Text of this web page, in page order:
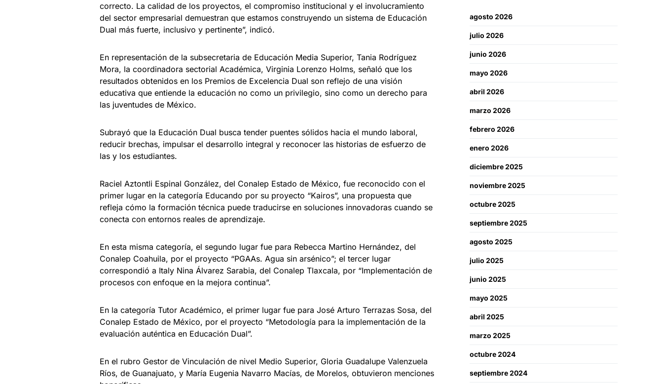
correcto. La calidad de los proyectos, el compromiso institucional y el involucramiento
del sector empresarial demuestran que estamos construyendo un sistema de Educación
Dual más fuerte, inclusivo y pertinente”, indicó.
En representación de la subsecretaria de Educación Media Superior, Tania Rodríguez
Mora, la coordinadora sectorial Académica, Virginia Lorenzo Holms, señaló que los
resultados obtenidos en los Premios de Excelencia Dual son reflejo de una visión
educativa que entiende la educación no como un privilegio, sino como un derecho para
las juventudes de México.
Subrayó que la Educación Dual busca tender puentes sólidos hacia el mundo laboral,
reducir brechas, impulsar el desarrollo integral y reconocer las historias de esfuerzo de
las y los estudiantes.
Raciel Aztontli Espinal González, del Conalep Estado de México, fue reconocido con el
primer lugar en la categoría Educando por su proyecto “Kairos”, una propuesta que
refleja cómo la formación técnica puede traducirse en soluciones innovadoras cuando se
conecta con entornos reales de aprendizaje.
En esta misma categoría, el segundo lugar fue para Rebecca Martino Hernández, del
Conalep Coahuila, por el proyecto “PGAAs. Agua sin arsénico”; el tercer lugar
correspondió a Italy Nina Álvarez Sarabia, del Conalep Tlaxcala, por “Implementación de
procesos con enfoque en la mejora continua”.
En la categoría Tutor Académico, el primer lugar fue para José Arturo Terrazas Sosa, del
Conalep Estado de México, por el proyecto “Metodología para la implementación de la
evaluación auténtica en Educación Dual”.
En el rubro Gestor de Vinculación de nivel Medio Superior, Gloria Guadalupe Valenzuela
Ríos, de Guanajuato, y María Eugenia Navarro Macías, de Morelos, obtuvieron menciones
agosto 2026
julio 2026
junio 2026
mayo 2026
abril 2026
marzo 2026
febrero 2026
enero 2026
diciembre 2025
noviembre 2025
octubre 2025
septiembre 2025
agosto 2025
julio 2025
junio 2025
mayo 2025
abril 2025
marzo 2025
octubre 2024
septiembre 2024